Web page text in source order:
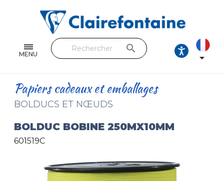
MENU
Feuilles & Copies
Beaux-arts & Dessin
Loisirs créatifs
Cuir & trousses
RETROUVEZ NOS COLLECTIONS
search

Papiers cadeaux et emballages
BOLDUCS ET NŒUDS
BOLDUC BOBINE 250MX10MM
601519C